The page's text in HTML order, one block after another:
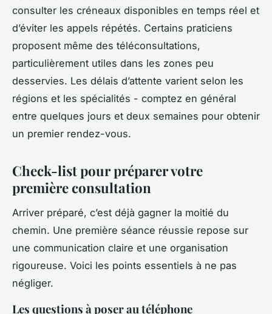
consulter les créneaux disponibles en temps réel et
d’éviter les appels répétés. Certains praticiens
proposent même des téléconsultations,
particulièrement utiles dans les zones peu
desservies. Les délais d’attente varient selon les
régions et les spécialités - comptez en général
entre quelques jours et deux semaines pour obtenir
un premier rendez-vous.
Check-list pour préparer votre
première consultation
Arriver préparé, c’est déjà gagner la moitié du
chemin. Une première séance réussie repose sur
une communication claire et une organisation
rigoureuse. Voici les points essentiels à ne pas
négliger.
Les questions à poser au téléphone